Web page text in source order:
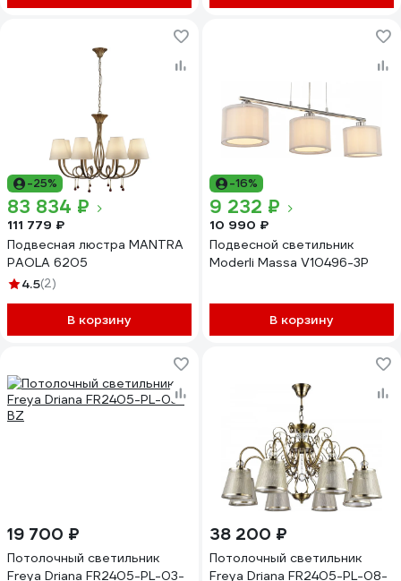
-25%
83 834 ₽
111 779 ₽
Подвесная люстра MANTRA
PAOLA 6205
4.5(2)
В корзину
-16%
9 232 ₽
10 990 ₽
Подвесной светильник
Moderli Massa V10496-3P
В корзину
19 700 ₽
Потолочный светильник
Freya Driana FR2405-PL-03-
38 200 ₽
Потолочный светильник
Freya Driana FR2405-PL-08-